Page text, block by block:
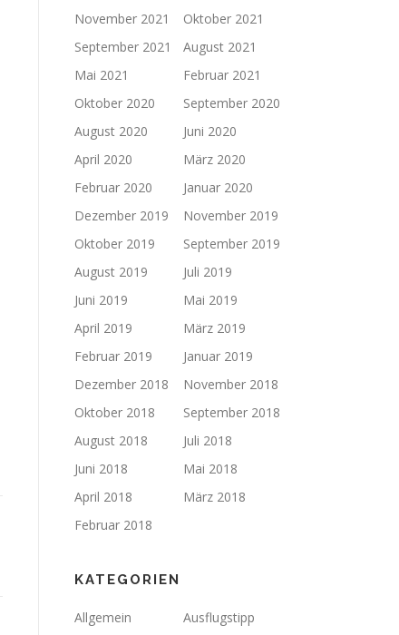
November 2021
Oktober 2021
September 2021
August 2021
Mai 2021
Februar 2021
Oktober 2020
September 2020
August 2020
Juni 2020
April 2020
März 2020
Februar 2020
Januar 2020
Dezember 2019
November 2019
Oktober 2019
September 2019
August 2019
Juli 2019
Juni 2019
Mai 2019
April 2019
März 2019
Februar 2019
Januar 2019
Dezember 2018
November 2018
Oktober 2018
September 2018
August 2018
Juli 2018
Juni 2018
Mai 2018
April 2018
März 2018
Februar 2018
KATEGORIEN
Allgemein Ausflugstipp